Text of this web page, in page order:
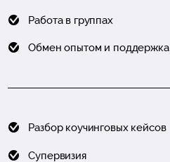
Работа в группах
Обмен опытом и поддержка
Разбор коучинговых кейсов
Супервизия